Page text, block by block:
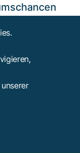
nachhaltige